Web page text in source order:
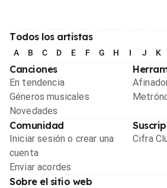
Todos los artistas
A B C D E F G H I J K
Canciones
En tendencia
Géneros musicales
Novedades
Comunidad
Iniciar sesión o crear una
cuenta
Enviar acordes
Cifra
Sobre el sitio web